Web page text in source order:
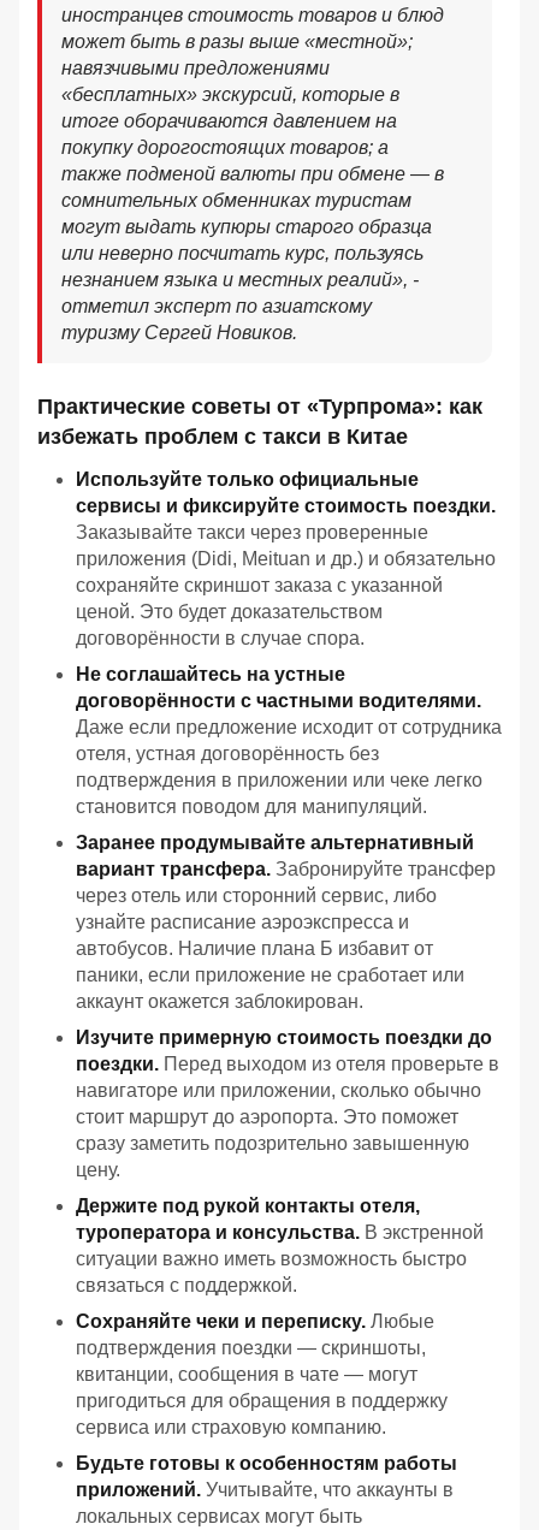
иностранцев стоимость товаров и блюд
может быть в разы выше «местной»;
навязчивыми предложениями
«бесплатных» экскурсий, которые в
итоге оборачиваются давлением на
покупку дорогостоящих товаров; а
также подменой валюты при обмене — в
сомнительных обменниках туристам
могут выдать купюры старого образца
или неверно посчитать курс, пользуясь
незнанием языка и местных реалий», -
отметил эксперт по азиатскому
туризму Сергей Новиков.
Практические советы от «Турпрома»: как
избежать проблем с такси в Китае
Используйте только официальные
сервисы и фиксируйте стоимость поездки.
Заказывайте такси через проверенные
приложения (Didi, Meituan и др.) и обязательно
сохраняйте скриншот заказа с указанной
ценой. Это будет доказательством
договорённости в случае спора.
Не соглашайтесь на устные
договорённости с частными водителями.
Даже если предложение исходит от сотрудника
отеля, устная договорённость без
подтверждения в приложении или чеке легко
становится поводом для манипуляций.
Заранее продумывайте альтернативный
вариант трансфера. Забронируйте трансфер
через отель или сторонний сервис, либо
узнайте расписание аэроэкспресса и
автобусов. Наличие плана Б избавит от
паники, если приложение не сработает или
аккаунт окажется заблокирован.
Изучите примерную стоимость поездки до
поездки. Перед выходом из отеля проверьте в
навигаторе или приложении, сколько обычно
стоит маршрут до аэропорта. Это поможет
сразу заметить подозрительно завышенную
цену.
Держите под рукой контакты отеля,
туроператора и консульства. В экстренной
ситуации важно иметь возможность быстро
связаться с поддержкой.
Сохраняйте чеки и переписку. Любые
подтверждения поездки — скриншоты,
квитанции, сообщения в чате — могут
пригодиться для обращения в поддержку
сервиса или страховую компанию.
Будьте готовы к особенностям работы
приложений. Учитывайте, что аккаунты в
локальных сервисах могут быть